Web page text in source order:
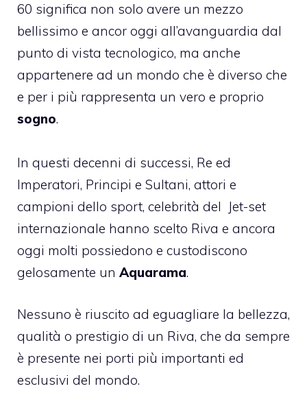
60 significa non solo avere un mezzo
bellissimo e ancor oggi all’avanguardia dal
punto di vista tecnologico, ma anche
appartenere ad un mondo che è diverso che
e per i più rappresenta un vero e proprio
sogno.
In questi decenni di successi, Re ed
Imperatori, Principi e Sultani, attori e
campioni dello sport, celebrità del Jet-set
internazionale hanno scelto Riva e ancora
oggi molti possiedono e custodiscono
gelosamente un Aquarama.
Nessuno è riuscito ad eguagliare la bellezza,
qualità o prestigio di un Riva, che da sempre
è presente nei porti più importanti ed
esclusivi del mondo.